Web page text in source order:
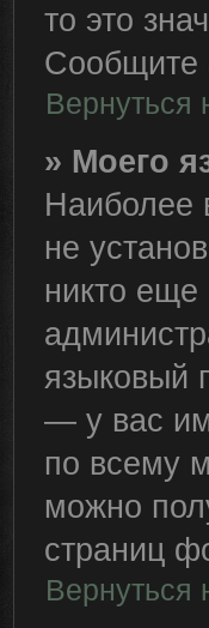
то это
Сообщите
Вернуться
» Моего
Наиболее
не
никто еще
языковый
— у вас
по всему
можно
страниц
Вернуться